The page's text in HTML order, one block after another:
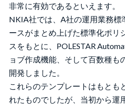
非常に有効であるといえます。
NKIA社では、A社の運用業務標
ースがまとめ上げた標準化ポリ
スをもとに、POLESTAR
ョブ作成機能、そして百数種も
開発しました。
これらのテンプレートはもとも
れたものでしたが、当初から運